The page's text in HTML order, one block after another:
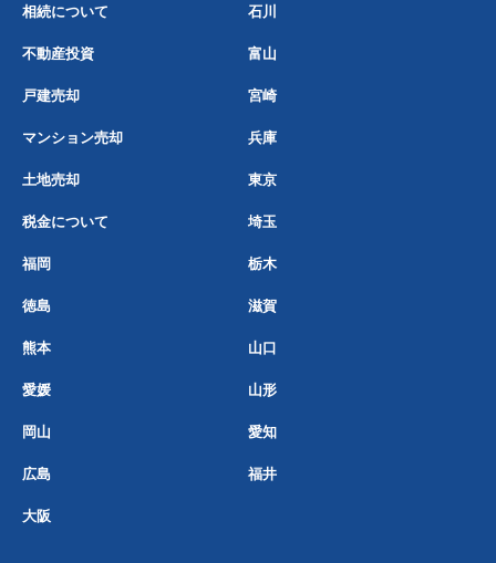
相続について 石川
不動産投資 富山
戸建売却 宮崎
マンション売却 兵庫
土地売却 東京
税金について 埼玉
福岡 栃木
徳島 滋賀
熊本 山口
愛媛 山形
岡山 愛知
広島 福井
大阪